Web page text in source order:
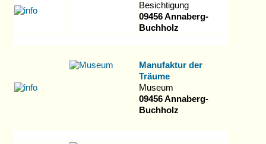
Besichtigung
09456 Annaberg-
Buchholz
Manufaktur der
Träume
Museum
09456 Annaberg-
Buchholz